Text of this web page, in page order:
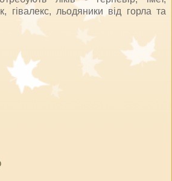
гівалекс, льодяники від горла та